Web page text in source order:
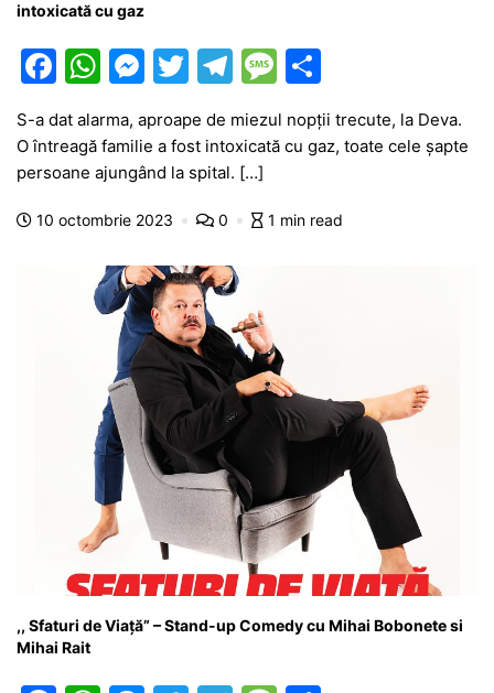
intoxicată cu gaz
F
c
e
b
o
W
at
s
A
p
p
M
s
s
e
g
er
T
itt
er
T
el
e
gr
a
m
M
s
a
ar
ta
a
z
S-a dat alarma, aproape de miezul nopții trecute, la Deva.
O întreagă familie a fost intoxicată cu gaz, toate cele șapte
persoane ajungând la spital. […]
10 octombrie 2023 0 1 min read
,, Sfaturi de Viață” – Stand-up Comedy cu Mihai Bobonete si
Mihai Rait